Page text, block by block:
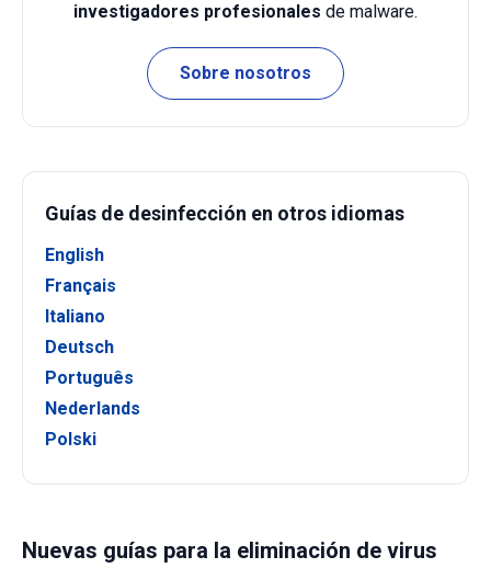
investigadores profesionales de malware.
Sobre nosotros
Guías de desinfección en otros idiomas
English
Français
Italiano
Deutsch
Português
Nederlands
Polski
Nuevas guías para la eliminación de virus